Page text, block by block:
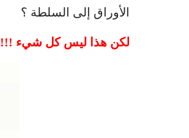
الأوراق إلى السلطة ؟
لكن هذا ليس كل شيء !!!